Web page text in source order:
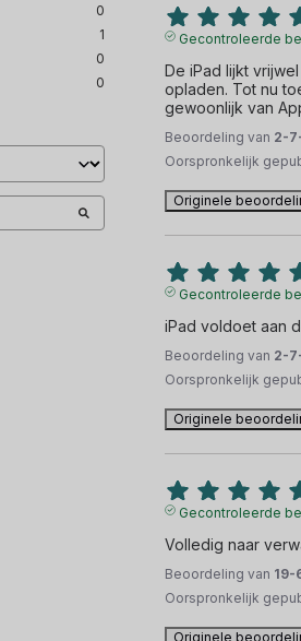
0
1
0
0
Gecontroleerde
De iPad lijkt
opladen. Tot nu
gewoonlijk van
Beoordeling van 2-
Oorspronkelijk
Originele
Gecontroleerde
iPad voldoet aan
Beoordeling van 2-
Oorspronkelijk
Originele
Gecontroleerde
Volledig naar
Beoordeling van 19-
Oorspronkelijk
Originele